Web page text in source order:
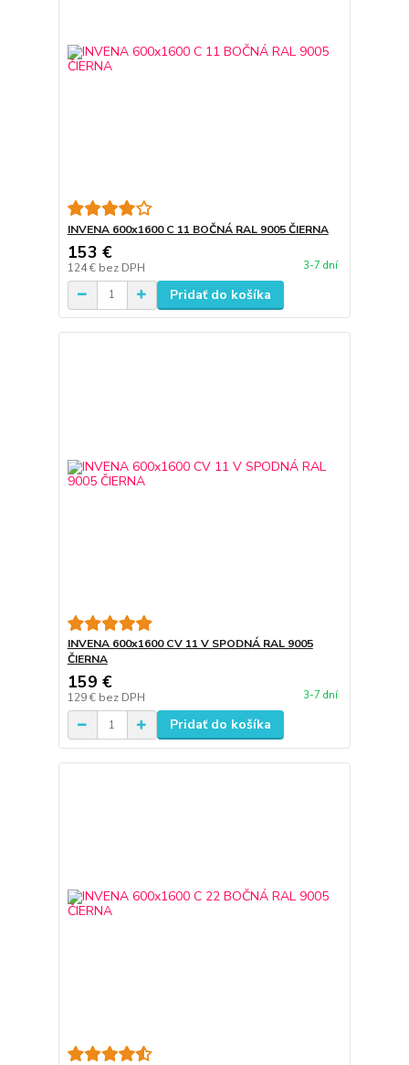
INVENA 600x1600 C 11 BOČNÁ RAL 9005 ČIERNA
153 €
124 € bez DPH 3-7 dní
Pridať do košíka
INVENA 600x1600 CV 11 V SPODNÁ RAL 9005
ČIERNA
159 €
129 € bez DPH 3-7 dní
Pridať do košíka